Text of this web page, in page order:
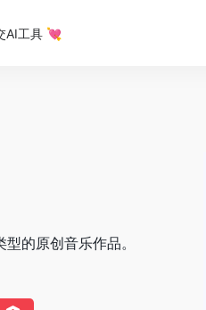
AI工具 💘
的原创音乐作品。